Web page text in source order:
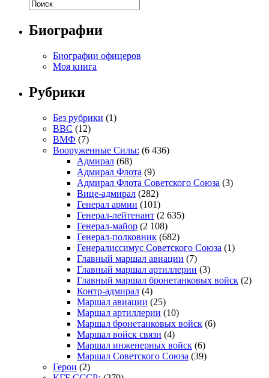
Биографии
Биографии офицеров
Моя книга
Рубрики
Без рубрики (1)
ВВС (12)
ВМФ (7)
Вооруженные Силы: (6 436)
Адмирал (68)
Адмирал Флота (9)
Адмирал Флота Советского Союза (3)
Вице-адмирал (282)
Генерал армии (101)
Генерал-лейтенант (2 635)
Генерал-майор (2 108)
Генерал-полковник (682)
Генералиссимус Советского Союза (1)
Главный маршал авиации (7)
Главный маршал артиллерии (3)
Главный маршал бронетанковых войск (2)
Контр-адмирал (4)
Маршал авиации (25)
Маршал артиллерии (10)
Маршал бронетанковых войск (6)
Маршал войск связи (4)
Маршал инженерных войск (6)
Маршал Советского Союза (39)
Герои (2)